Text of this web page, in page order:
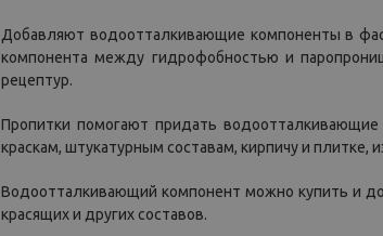
Добавляют водоотталкивающие компоненты в
компонента между гидрофобностью и
рецептур.
Пропитки помогают придать
краскам, штукатурным составам, кирпичу и
Водоотталкивающий компонент можно купить и
красящих и других составов.